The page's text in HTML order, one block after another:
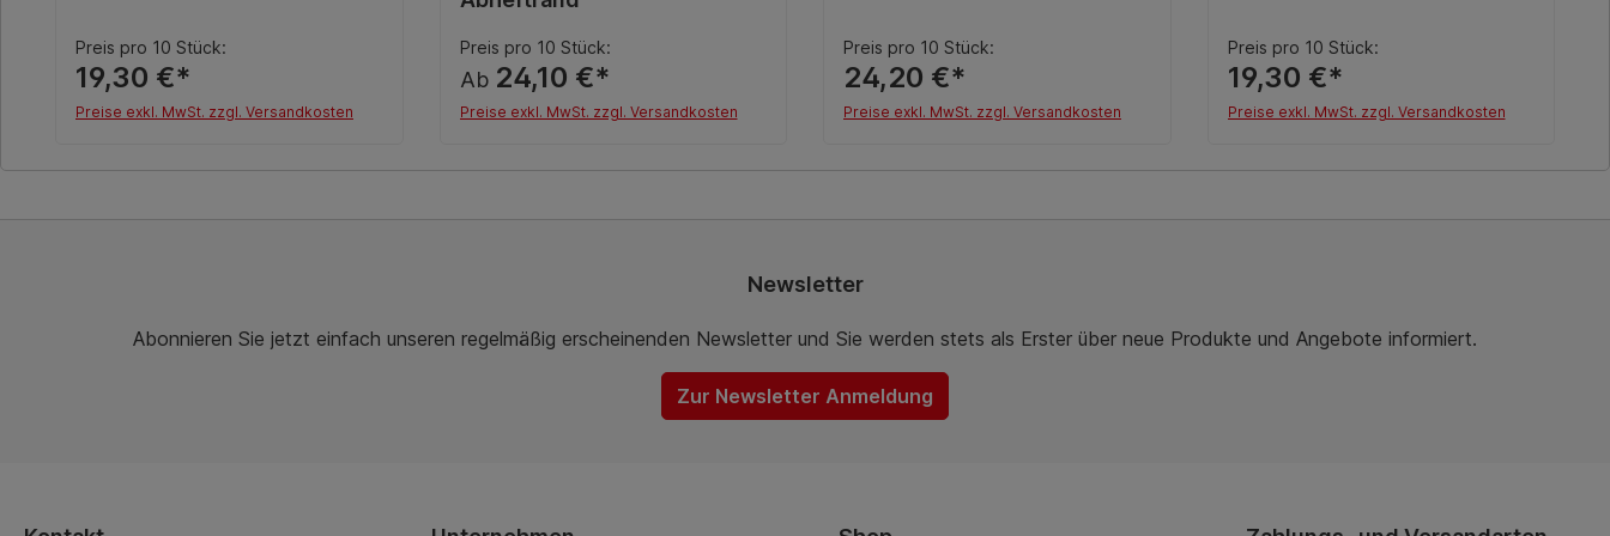
Preis pro 10 Stück:
19,30 €*
Preise exkl. MwSt. zzgl. Versandkosten
In den Warenkorb
Preis pro 10 Stück:
Ab 24,10 €*
Preise exkl. MwSt. zzgl. Versandkosten
Details
Preis pro 10 Stück:
24,20 €*
Preise exkl. MwSt. zzgl. Versandkosten
In den Warenkorb
Preis pro 10 Stück:
19,30 €*
Preise exkl. MwSt. zzgl. Versandkosten
In den Warenkorb
Newsletter
Abonnieren Sie jetzt einfach unseren regelmäßig erscheinenden Newsletter und Sie werden stets als Erster über neue Produkte und Angebote informiert.
Zur Newsletter Anmeldung